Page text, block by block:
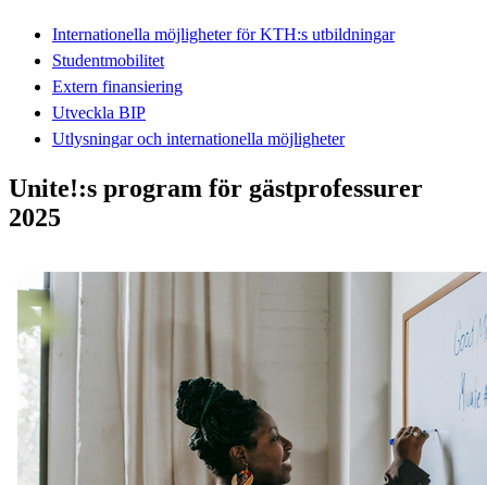
Internationella möjligheter för KTH:s utbildningar
Studentmobilitet
Extern finansiering
Utveckla BIP
Utlysningar och internationella möjligheter
Unite!:s program för gästprofessurer
2025